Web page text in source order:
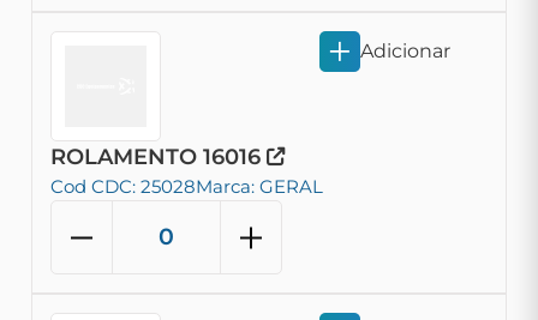
ROLAMENTO 16016
Cod CDC: 25028Marca: GERAL
Adicionar